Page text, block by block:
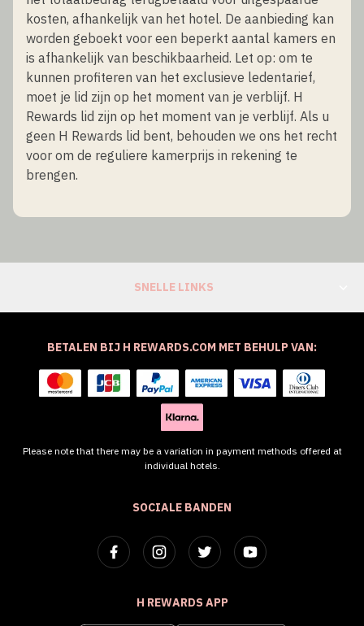
kosten, afhankelijk van het hotel. De aanbieding kan
worden geboekt voor een beperkt aantal kamers en
is afhankelijk van beschikbaarheid. Let op: om te
kunnen profiteren van het exclusieve ledentarief,
moet je lid zijn op het moment van je verblijf. H
Rewards lid zijn op het moment van je verblijf. Als u
geen H Rewards lid bent, behouden we ons het recht
voor om de reguliere kamerprijs in rekening te
brengen.
SNELLE LINKS
SOCIALE BANDEN
H REWARDS APP
BETALEN BIJ H REWARDS.COM MET BEHULP VAN:
Please note that there may be a variation in payment methods offered at
individual hotels.